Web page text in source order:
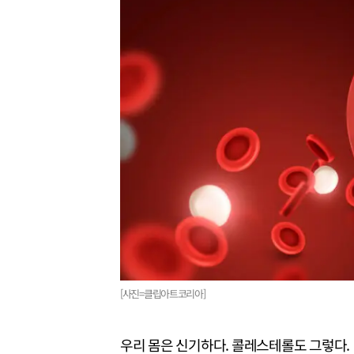
[사진=클립아트코리아]
우리 몸은 신기하다. 콜레스테롤도 그렇다.